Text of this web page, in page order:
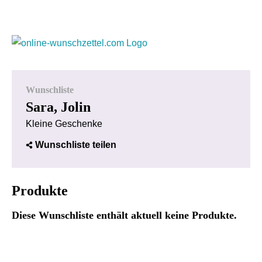
Wunschliste
Sara, Jolin
Kleine Geschenke
Wunschliste teilen
Produkte
Diese Wunschliste enthält aktuell keine Produkte.